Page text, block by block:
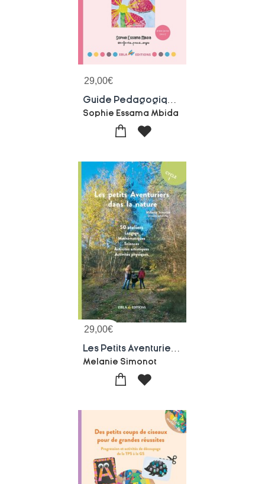
29,00€
Sophie Essama Mbida
29,00€
Melanie Simonot